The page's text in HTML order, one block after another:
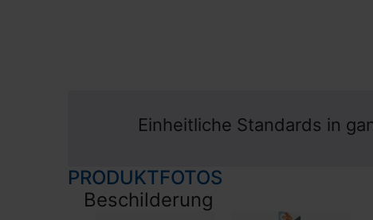
Einheitliche Standards in
PRODUKTFOTOS
Beschilderung